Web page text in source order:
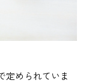
定められていま